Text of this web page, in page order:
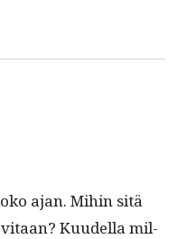
ajan. Mihin sitä
Kuudel­la mil­